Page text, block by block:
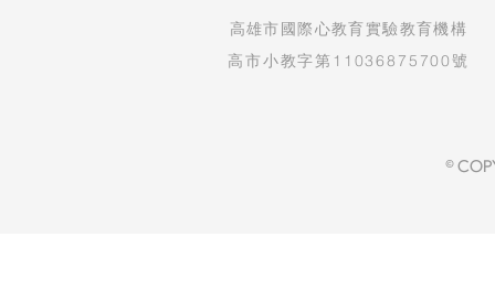
​高雄市國際心教育實驗教育機構
高市小教字第11036875700號
©